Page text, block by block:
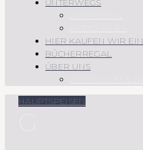
UNTERWEGS
HIER KAUFEN WIR EIN
BÜCHERREGAL
ÜBER UNS
HAUPTSPEISEN